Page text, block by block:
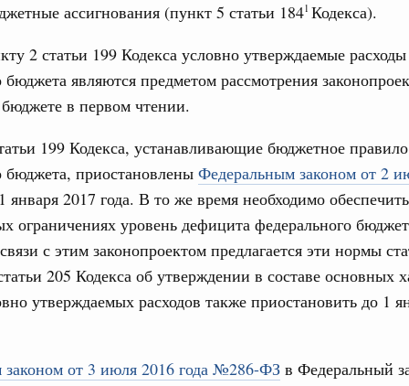
ассигнования (пункт 5 статьи 1841 Кодекса).
2 статьи 199 Кодекса условно утверждаемые расходы
бюджета являются предметом рассмотрения
в первом чтении.
199 Кодекса, устанавливающие бюджетное правило
бюджета, приостановлены Федеральным законом от 2
января 2017 года. В то же время необходимо
ограничениях уровень дефицита федерального
с этим законопроектом предлагается эти нормы
205 Кодекса об утверждении в составе основных
утверждаемых расходов также приостановить до 1
от 3 июля 2016 года №286-ФЗ в Федеральный
России
повысила качество законопроектной
2023, понедельник
России
нормотворческой деятельности
2022, пятница
Правительства на 2023 год
р
2022, пятница
подзаконных актов полностью
С
Для
Архив